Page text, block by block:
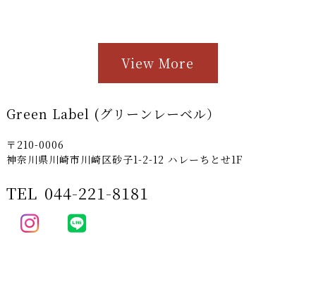
View More
Green Label (グリーンレーベル）
〒210-0006
神奈川県川崎市川崎区砂子1-2-12 ハレーちとせ1F
TEL 044-221-8181